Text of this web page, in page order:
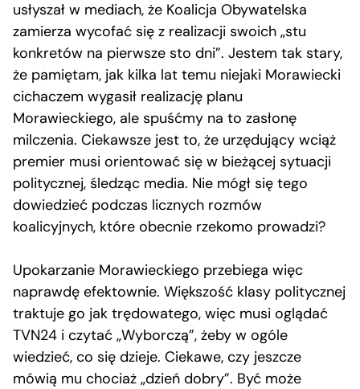
usłyszał w mediach, że Koalicja Obywatelska
zamierza wycofać się z realizacji swoich „stu
konkretów na pierwsze sto dni”. Jestem tak stary,
że pamiętam, jak kilka lat temu niejaki Morawiecki
cichaczem wygasił realizację planu
Morawieckiego, ale spuśćmy na to zasłonę
milczenia. Ciekawsze jest to, że urzędujący wciąż
premier musi orientować się w bieżącej sytuacji
politycznej, śledząc media. Nie mógł się tego
dowiedzieć podczas licznych rozmów
koalicyjnych, które obecnie rzekomo prowadzi?
Upokarzanie Morawieckiego przebiega więc
naprawdę efektownie. Większość klasy politycznej
traktuje go jak trędowatego, więc musi oglądać
TVN24 i czytać „Wyborczą”, żeby w ogóle
wiedzieć, co się dzieje. Ciekawe, czy jeszcze
mówią mu chociaż „dzień dobry”. Być może